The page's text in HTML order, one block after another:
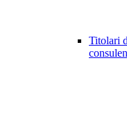
Titolari